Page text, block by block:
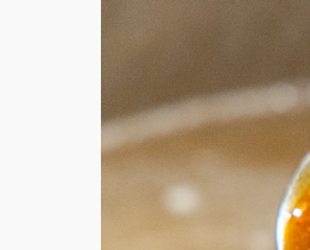
中信慈善基金會想
故宮《龍藏經》特
台東農業處長涉圖
父親節泡湯了！中